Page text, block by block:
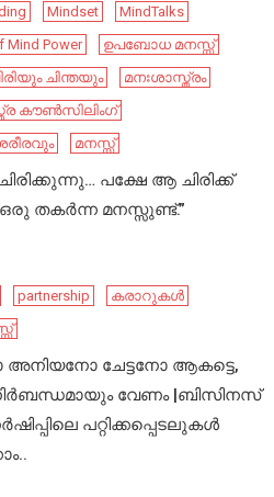
Mindset
MindTalks
Mind Power
ഉപബോധ മനസ്സ്
ചിന്തയും
മനഃശാസ്ത്രം
കൗൺസിലിംഗ്
മനസ്സ്
പക്ഷേ ആ ചിരിക്ക്
ഒരു തകർന്ന മനസ്സുണ്ട്.”
partnership
കരാറുകൾ
അനിയനോ ചേട്ടനോ ആകട്ടെ,
വേണം |ബിസിനസ്
പറ്റിക്കപ്പെടലുകൾ